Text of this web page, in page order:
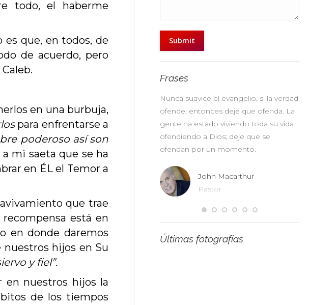
todo, el haberme
es que, en todos, de
de acuerdo, pero
en una burbuja,
para enfrentarse a
poderoso así son
mi saeta que se ha
en ÉL el Temor a
que trae
está en
en donde daremos
hijos en Su
y fiel”.
en nuestros hijos la
de los tiempos
Submit
Frases
abandonarla aunque nos cueste el
sacrificio de nuestras vidas, pues
nosotros vivimos, no para esta edad ni
para los príncipes de este mundo, sino
para el Señor.
Evangelista
Nunca suavice el evangelio, si la verdad
ofende, entonces deje que ofenda. La
gente ha estado viviendo toda su vida
ofendiendo a Dios; deje que se
ofendan por un momento.
John Macarthur
Pastor
Últimas fotografías